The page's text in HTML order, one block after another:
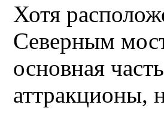
Хотя
Северным
основная
аттракционы,